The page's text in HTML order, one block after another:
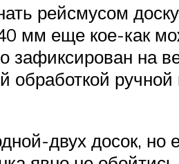
рейсмусом
мм еще кое-как
на
обработкой
двух досок, но